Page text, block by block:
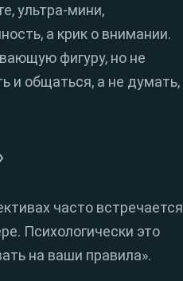
ультра-мини,
а крик о внимании.
фигуру, но не
и общаться, а не думать,
часто встречается
Психологически это
на ваши правила».